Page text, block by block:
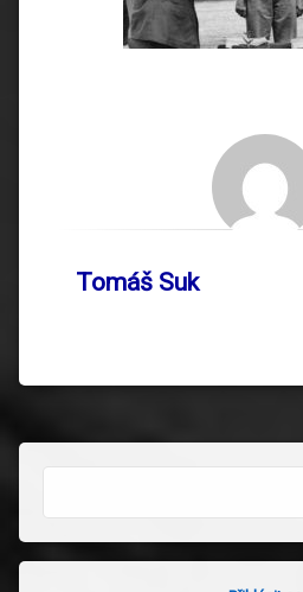
Tomáš Suk